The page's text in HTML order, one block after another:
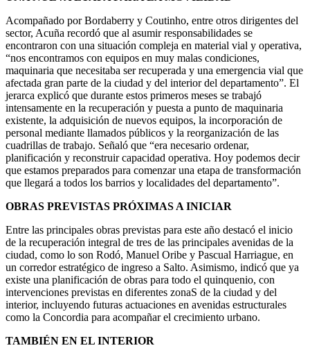
Acompañado por Bordaberry y Coutinho, entre otros dirigentes del
sector, Acuña recordó que al asumir responsabilidades se
encontraron con una situación compleja en material vial y operativa,
“nos encontramos con equipos en muy malas condiciones,
maquinaria que necesitaba ser recuperada y una emergencia vial que
afectada gran parte de la ciudad y del interior del departamento”. El
jerarca explicó que durante estos primeros meses se trabajó
intensamente en la recuperación y puesta a punto de maquinaria
existente, la adquisición de nuevos equipos, la incorporación de
personal mediante llamados públicos y la reorganización de las
cuadrillas de trabajo. Señaló que “era necesario ordenar,
planificación y reconstruir capacidad operativa. Hoy podemos decir
que estamos preparados para comenzar una etapa de transformación
que llegará a todos los barrios y localidades del departamento”.
OBRAS PREVISTAS PRÓXIMAS A INICIAR
Entre las principales obras previstas para este año destacó el inicio
de la recuperación integral de tres de las principales avenidas de la
ciudad, como lo son Rodó, Manuel Oribe y Pascual Harriague, en
un corredor estratégico de ingreso a Salto. Asimismo, indicó que ya
existe una planificación de obras para todo el quinquenio, con
intervenciones previstas en diferentes zonaS de la ciudad y del
interior, incluyendo futuras actuaciones en avenidas estructurales
como la Concordia para acompañar el crecimiento urbano.
TAMBIÉN EN EL INTERIOR